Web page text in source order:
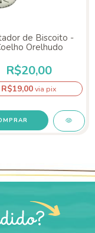
de Biscoito -
Orelhudo
R$20,00
R$19,00via pix